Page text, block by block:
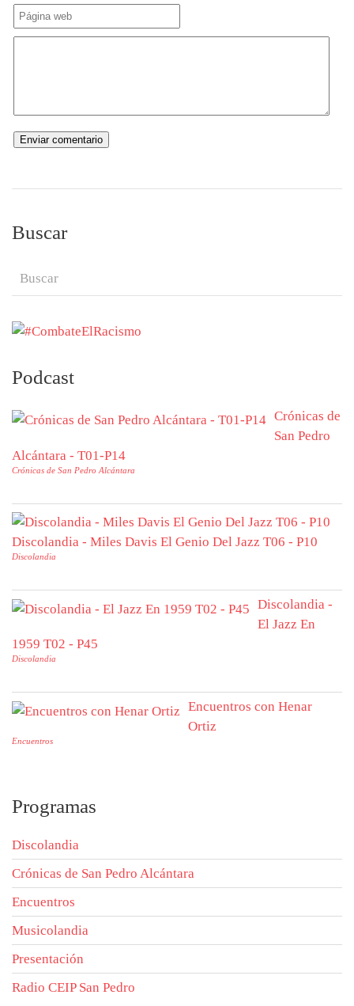
Buscar
Podcast
Crónicas de
San Pedro
Alcántara - T01-P14
Crónicas de San Pedro Alcántara
Discolandia - Miles Davis El Genio Del Jazz T06 - P10
Discolandia
Discolandia -
El Jazz En
1959 T02 - P45
Discolandia
Encuentros con Henar
Ortiz
Encuentros
Programas
Discolandia
Crónicas de San Pedro Alcántara
Encuentros
Musicolandia
Presentación
Radio CEIP San Pedro